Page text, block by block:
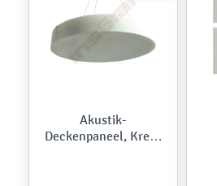
Akustik-
Deckenpaneel, Kreis,